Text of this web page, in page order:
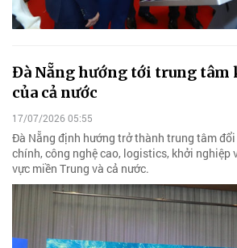
Đà Nẵng hướng tới trung tâm
của cả nước
17/07/2026 05:55
Đà Nẵng định hướng trở thành trung tâm
chính, công nghệ cao, logistics, khởi nghiệp
vực miền Trung và cả nước.